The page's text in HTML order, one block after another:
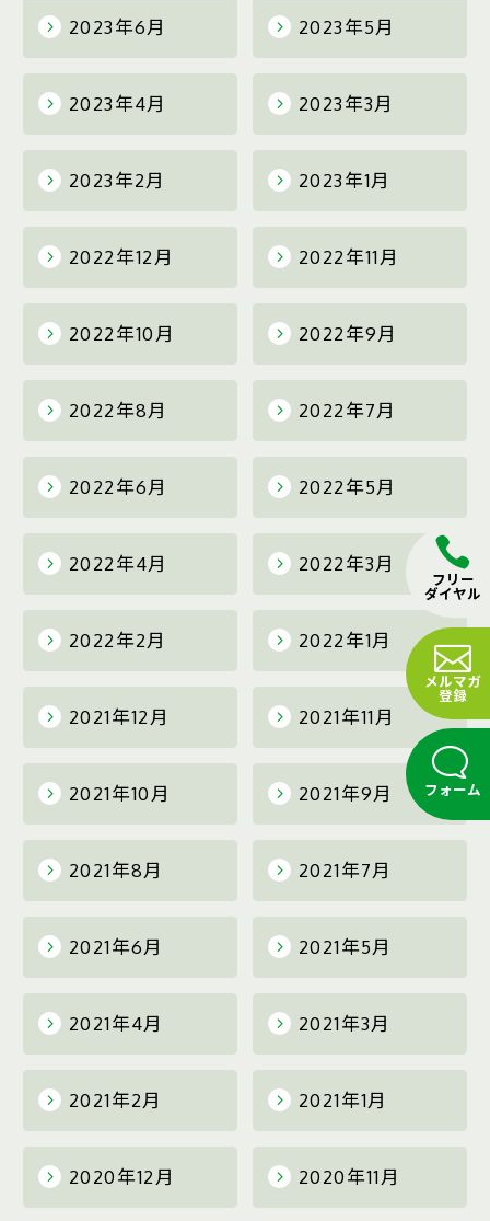
フリー
ダイヤル
メルマガ
登録
フォーム
2023年6月 2023年5月
2023年4月 2023年3月
2023年2月 2023年1月
2022年12月 2022年11月
2022年10月 2022年9月
2022年8月 2022年7月
2022年6月 2022年5月
2022年4月 2022年3月
2022年2月 2022年1月
2021年12月 2021年11月
2021年10月 2021年9月
2021年8月 2021年7月
2021年6月 2021年5月
2021年4月 2021年3月
2021年2月 2021年1月
2020年12月 2020年11月